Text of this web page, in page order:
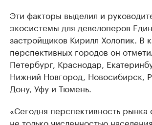
Эти факторы выделил и
экосистемы для девелоперов
застройщиков Кирилл Холопик. В
перспективных городов он
Петербург, Краснодар,
Нижний Новгород, Новосибирск,
Дону, Уфу и Тюмень.
«Сегодня перспективность рынка
не только численностью